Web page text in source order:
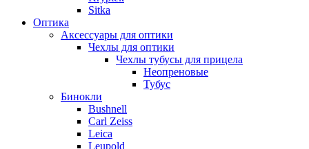
Sitka
Оптика
Аксессуары для оптики
Чехлы для оптики
Чехлы тубусы для прицела
Неопреновые
Тубус
Бинокли
Bushnell
Carl Zeiss
Leica
Leupold